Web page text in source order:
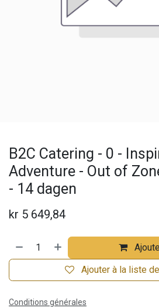
B2C Catering - 0 -
Adventure - Out of
- 14 dagen
kr 5 649,84
Ajouter à la liste
Conditions générales